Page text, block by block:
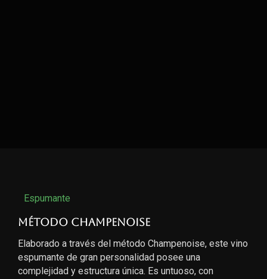
Espumante
Método Champenoise
Elaborado a través del método Champenoise, este vino
espumante de gran personalidad posee una
complejidad y estructura única. Es untuoso, con